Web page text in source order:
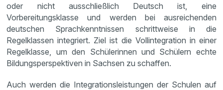
oder nicht ausschließlich Deutsch ist, eine
Vorbereitungsklasse und werden bei ausreichenden
deutschen Sprachkenntnissen schrittweise in die
Regelklassen integriert. Ziel ist die Vollintegration in einer
Regelklasse, um den Schülerinnen und Schülern echte
Bildungsperspektiven in Sachsen zu schaffen.
Auch werden die Integrationsleistungen der Schulen auf